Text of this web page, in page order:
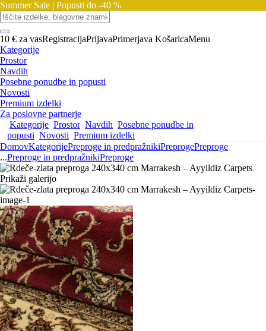
Summer Sale | Popusti do -40 %
10 € za vasRegistracijaPrijavaPrimerjava KošaricaMenu
Kategorije
Prostor
Navdih
Posebne ponudbe in popusti
Novosti
Premium izdelki
Za poslovne partnerje
Kategorije Prostor Navdih Posebne ponudbe in
popusti Novosti Premium izdelki
DomovKategorijePreproge in predpražnikiPreprogePreproge
...Preproge in predpražnikiPreproge
Prikaži galerijo